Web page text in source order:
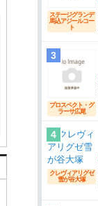
ステージグランデ
馬込アジールコー
ト
3
プロスペクト・グ
ラーサ広尾
4
クレヴィアリグゼ
雪が谷大塚